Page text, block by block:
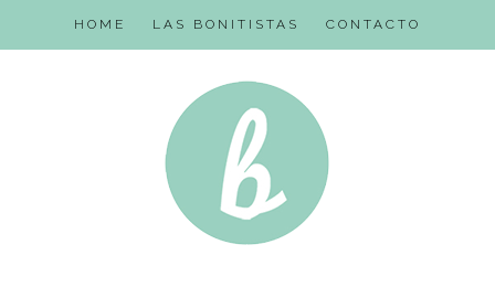
HOME LAS BONITISTAS CONTACTO